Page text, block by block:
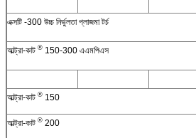
এক্সটি -300 উচ্চ নির্ভুলতা প্লাজমা টর্চ
আল্ট্রা-কাট ® 150-300 এএমপিএস
আল্ট্রা-কাট ® 150
আল্ট্রা-কাট ® 200